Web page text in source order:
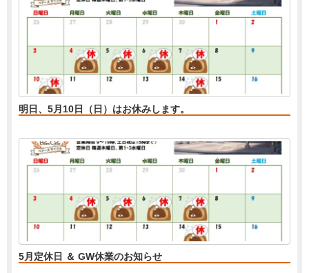
明日、5月10日（日）はお休みします。
5月定休日 ＆ GW休業のお知らせ